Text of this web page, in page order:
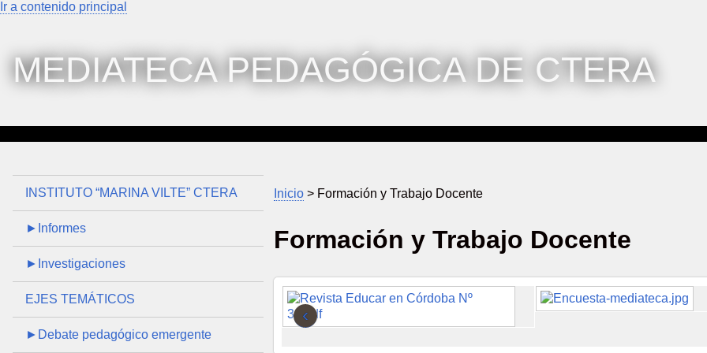
Ir a contenido principal
MEDIATECA PEDAGÓGICA DE CTERA
INSTITUTO “MARINA VILTE” CTERA
►Informes
►Investigaciones
EJES TEMÁTICOS
►Debate pedagógico emergente
Inicio > Formación y Trabajo Docente
Formación y Trabajo Docente
‹